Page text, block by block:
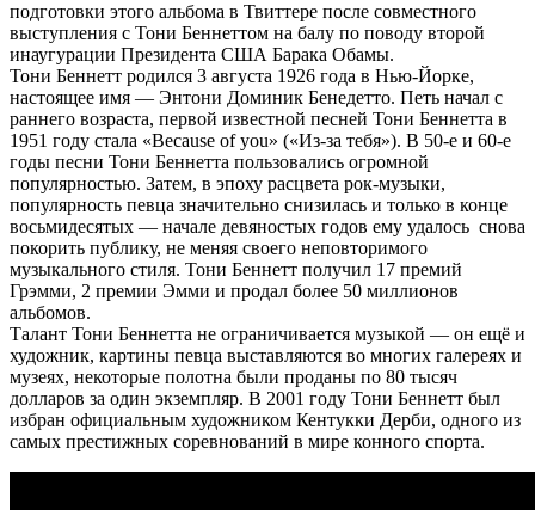
подготовки этого альбома в Твиттере после совместного
выступления с Тони Беннеттом на балу по поводу второй
инаугурации Президента США Барака Обамы.
Тони Беннетт родился 3 августа 1926 года в Нью-Йорке,
настоящее имя — Энтони Доминик Бенедетто. Петь начал с
раннего возраста, первой известной песней Тони Беннетта в
1951 году стала «Because of you» («Из-за тебя»). В 50-е и 60-е
годы песни Тони Беннетта пользовались огромной
популярностью. Затем, в эпоху расцвета рок-музыки,
популярность певца значительно снизилась и только в конце
восьмидесятых — начале девяностых годов ему удалось снова
покорить публику, не меняя своего неповторимого
музыкального стиля. Тони Беннетт получил 17 премий
Грэмми, 2 премии Эмми и продал более 50 миллионов
альбомов.
Талант Тони Беннетта не ограничивается музыкой — он ещё и
художник, картины певца выставляются во многих галереях и
музеях, некоторые полотна были проданы по 80 тысяч
долларов за один экземпляр. В 2001 году Тони Беннетт был
избран официальным художником Кентукки Дерби, одного из
самых престижных соревнований в мире конного спорта.